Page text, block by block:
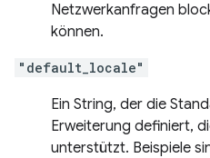
Netzwerkanfragen
können.
"default_locale"
Ein String, der die
Erweiterung definiert,
unterstützt. Beispiele